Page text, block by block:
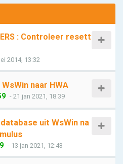
: Controleer resett
2014, 13:32
naar HWA
- 21 jan 2021, 18:39
uit WsWin na
- 13 jan 2021, 12:43